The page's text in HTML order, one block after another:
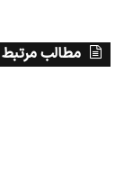
مطالب مرتبط